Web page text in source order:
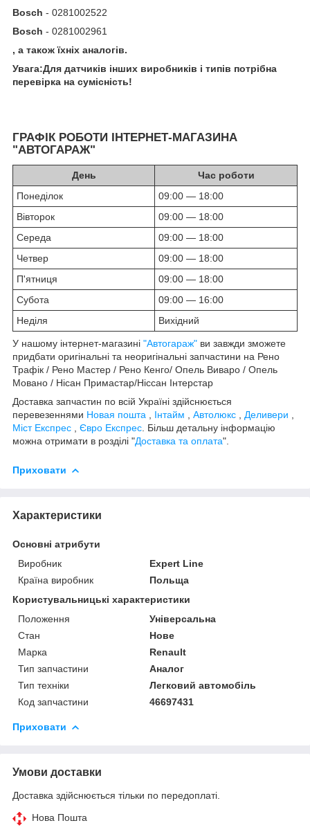
Bosch - 0281002522
Bosch - 0281002961
, а також їхніх аналогів.
Увага:Для датчиків інших виробників і типів потрібна
перевірка на сумісність!
ГРАФІК РОБОТИ ІНТЕРНЕТ-МАГАЗИНА
"АВТОГАРАЖ"
День
Час роботи
Понеділок
09:00 — 18:00
Вівторок
09:00 — 18:00
Середа
09:00 — 18:00
Четвер
09:00 — 18:00
П'ятниця
09:00 — 18:00
Субота
09:00 — 16:00
Неділя
Вихідний
У нашому інтернет-магазині "Автогараж" ви завжди зможете
придбати оригінальні та неоригінальні запчастини на Рено
Трафік / Рено Мастер / Рено Кенго/ Опель Виваро / Опель
Мовано / Нісан Примастар/Ніссан Інтерстар
Доставка запчастин по всій Україні здійснюється
перевезеннями Новая пошта Інтайм Автолюкс Деливери
Міст Експрес
Євро Експрес . Більш детальну інформацію
можна отримати в розділі "Доставка та оплата".
Приховати
Характеристики
Основні атрибути
Виробник
Expert Line
Країна виробник
Польща
Користувальницькі характеристики
Положення
Універсальна
Стан
Нове
Марка
Renault
Тип запчастини
Аналог
Тип техніки
Легковий автомобіль
Код запчастини
46697431
Приховати
Умови доставки
Доставка здійснюється тільки по передоплаті.
Нова Пошта